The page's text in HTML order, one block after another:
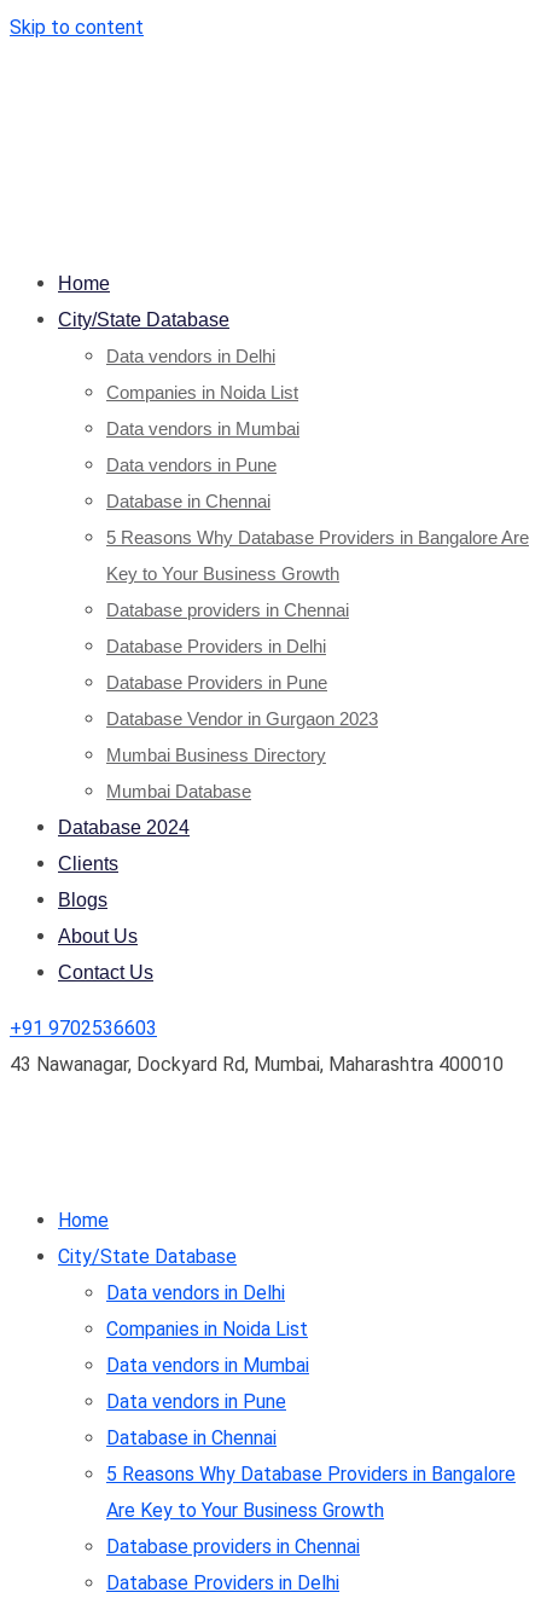
Skip to content
Home
City/State Database
Data vendors in Delhi
Companies in Noida List
Data vendors in Mumbai
Data vendors in Pune
Database in Chennai
5 Reasons Why Database Providers in Bangalore Are
Key to Your Business Growth
Database providers in Chennai
Database Providers in Delhi
Database Providers in Pune
Database Vendor in Gurgaon 2023
Mumbai Business Directory
Mumbai Database
Database 2024
Clients
Blogs
About Us
Contact Us
+91 9702536603
43 Nawanagar, Dockyard Rd, Mumbai, Maharashtra 400010
Home
City/State Database
Data vendors in Delhi
Companies in Noida List
Data vendors in Mumbai
Data vendors in Pune
Database in Chennai
5 Reasons Why Database Providers in Bangalore
Are Key to Your Business Growth
Database providers in Chennai
Database Providers in Delhi